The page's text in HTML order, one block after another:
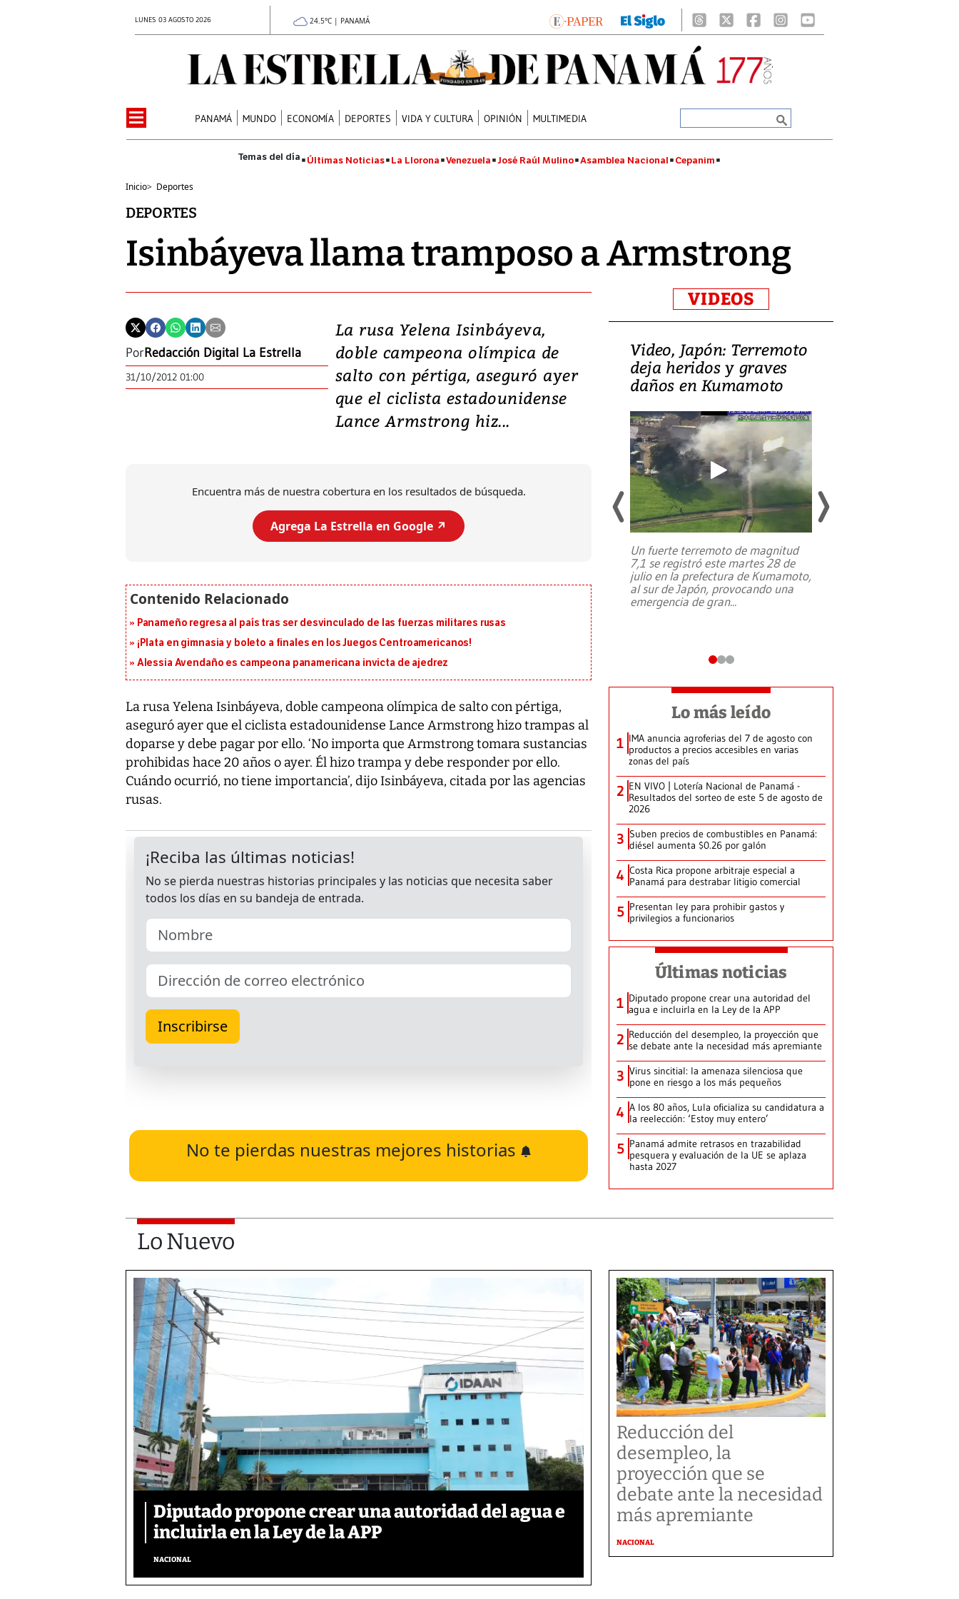
LUNES 03 AGOSTO 2026 24.5°C | PANAMÁ
PANAMÁ MUNDO ECONOMÍA DEPORTES VIDA Y CULTURA OPINIÓN MULTIMEDIA
Últimas Noticias La Llorona Venezuela José Raúl Mulino Asamblea Nacional Cepanim
Inicio> Deportes
DEPORTES
Isinbáyeva llama tramposo a Armstrong
PorRedacción Digital La Estrella
31/10/2012 01:00
La rusa Yelena Isinbáyeva,
doble campeona olímpica de
salto con pértiga, aseguró ayer
que el ciclista estadounidense
Lance Armstrong hiz...
Encuentra más de nuestra cobertura en los resultados de búsqueda.
Agrega La Estrella en Google ↗️
Panameño regresa al país tras ser desvinculado de las fuerzas militares rusas
¡Plata en gimnasia y boleto a finales en los Juegos Centroamericanos!
Alessia Avendaño es campeona panamericana invicta de ajedrez
La rusa Yelena Isinbáyeva, doble campeona olímpica de salto con pértiga,
aseguró ayer que el ciclista estadounidense Lance Armstrong hizo trampas al
doparse y debe pagar por ello. ‘No importa que Armstrong tomara sustancias
prohibidas hace 20 años o ayer. Él hizo trampa y debe responder por ello.
Cuándo ocurrió, no tiene importancia’, dijo Isinbáyeva, citada por las agencias
rusas.
No te pierdas nuestras mejores historias
VIDEOS
Isidro Carbonell,
director de la Lotería:
‘Vamos a ser más
transparentes, tengan fe
Video, Japón: Terremoto
deja heridos y graves
daños en Kumamoto
Un fuerte terremoto de magnitud
7,1 se registró este martes 28 de
julio en la prefectura de Kumamoto,
al sur de Japón, provocando una
emergencia de gran...
Lo más leído
1 IMA anuncia agroferias del 7 de agosto con
productos a precios accesibles en varias
zonas del país
2 EN VIVO | Lotería Nacional de Panamá -
Resultados del sorteo de este 5 de agosto de
2026
3 Suben precios de combustibles en Panamá:
diésel aumenta $0.26 por galón
4 Costa Rica propone arbitraje especial a
Panamá para destrabar litigio comercial
5 Presentan ley para prohibir gastos y
privilegios a funcionarios
Últimas noticias
1 Diputado propone crear una autoridad del
agua e incluirla en la Ley de la APP
2 Reducción del desempleo, la proyección que
se debate ante la necesidad más apremiante
3 Virus sincitial: la amenaza silenciosa que
pone en riesgo a los más pequeños
4 A los 80 años, Lula oficializa su candidatura a
la reelección: ‘Estoy muy entero’
5 Panamá admite retrasos en trazabilidad
pesquera y evaluación de la UE se aplaza
hasta 2027
Lo Nuevo
Diputado propone crear una autoridad del agua e
incluirla en la Ley de la APP
NACIONAL
Reducción del
desempleo, la
proyección que se
debate ante la necesidad
más apremiante
NACIONAL